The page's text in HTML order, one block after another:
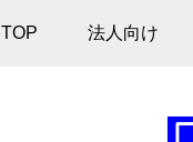
TOP 法人向け